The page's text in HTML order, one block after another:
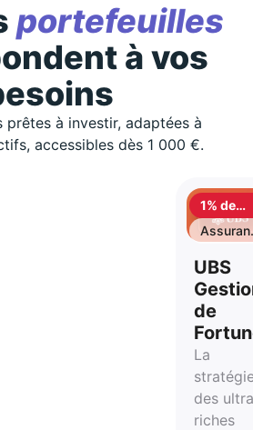
portefeuilles
à vos
prêtes à investir, adaptées à
accessibles dès 1 000 €.
1% de
UBS
de
La
des
riches